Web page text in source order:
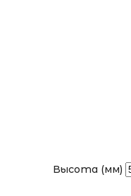
Высота (мм)